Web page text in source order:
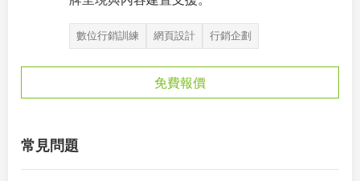
數位行銷訓練 網頁設計 行銷企劃
免費報價
常見問題